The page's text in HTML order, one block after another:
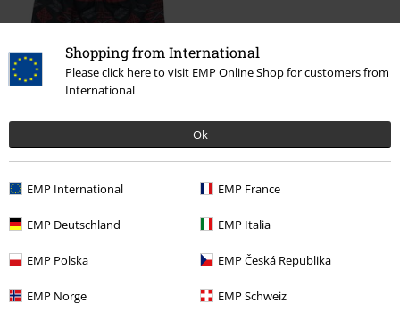
Shopping from International
Please click here to visit EMP Online Shop for customers from
International
Ok
EMP International EMP France
EMP Deutschland EMP Italia
EMP Polska EMP Česká Republika
EMP Norge EMP Schweiz
61% DTO
Ropa
Bañadores